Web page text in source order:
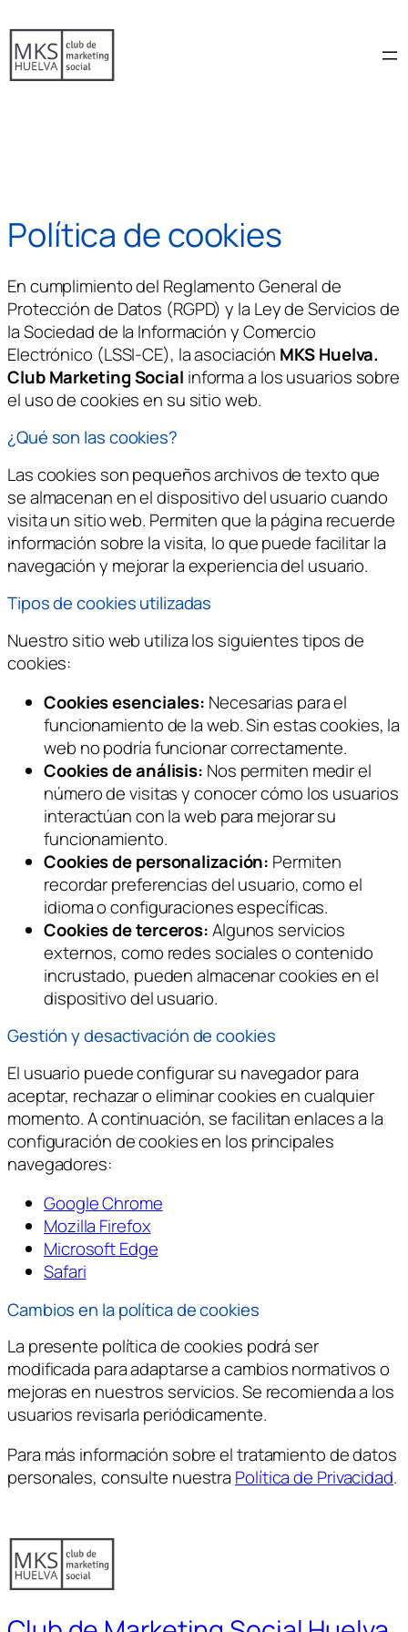
al
contenido
Política de cookies
En cumplimiento del Reglamento General de
Protección de Datos (RGPD) y la Ley de Servicios de
la Sociedad de la Información y Comercio
Electrónico (LSSI-CE), la asociación MKS Huelva.
Club Marketing Social informa a los usuarios sobre
el uso de cookies en su sitio web.
¿Qué son las cookies?
Las cookies son pequeños archivos de texto que
se almacenan en el dispositivo del usuario cuando
visita un sitio web. Permiten que la página recuerde
información sobre la visita, lo que puede facilitar la
navegación y mejorar la experiencia del usuario.
Tipos de cookies utilizadas
Nuestro sitio web utiliza los siguientes tipos de
cookies:
Cookies esenciales: Necesarias para el
funcionamiento de la web. Sin estas cookies, la
web no podría funcionar correctamente.
Cookies de análisis: Nos permiten medir el
número de visitas y conocer cómo los usuarios
interactúan con la web para mejorar su
funcionamiento.
Cookies de personalización: Permiten
recordar preferencias del usuario, como el
idioma o configuraciones específicas.
Cookies de terceros:Algunos servicios
externos, como redes sociales o contenido
incrustado, pueden almacenar cookies en el
dispositivo del usuario.
Gestión y desactivación de cookies
El usuario puede configurar su navegador para
aceptar, rechazar o eliminar cookies en cualquier
momento. A continuación, se facilitan enlaces a la
configuración de cookies en los principales
navegadores:
Google Chrome
Mozilla Firefox
Microsoft Edge
Safari
Cambios en la política de cookies
La presente política de cookies podrá ser
modificada para adaptarse a cambios normativos o
mejoras en nuestros servicios. Se recomienda a los
usuarios revisarla periódicamente.
Para más información sobre el tratamiento de datos
personales, consulte nuestra Política de Privacidad.